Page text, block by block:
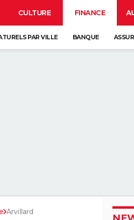
CULTURE FINANCE
PAR VILLE BANQUE
Arvillard